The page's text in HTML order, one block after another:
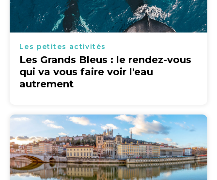
Les petites activités
Les Grands Bleus : le rendez-vous
qui va vous faire voir l'eau
autrement